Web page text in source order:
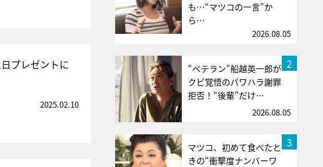
プレゼントに
2025.02.10
も…“マツコの一言”か
ら…
2026.08.05
2
“ベテラン”船越英一郎が
クビ覚悟のパワハラ謝罪
拒否！“後輩”だけ…
2026.08.05
3
マツコ、初めて食べたと
きの“衝撃度ナンバーワ